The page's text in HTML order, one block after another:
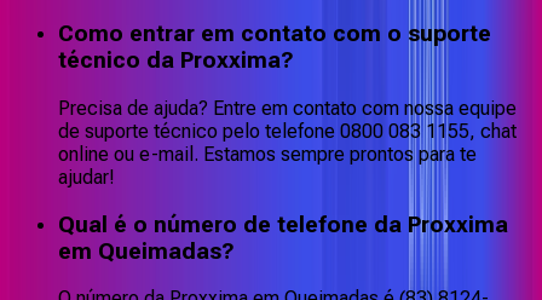
Como entrar em contato com o suporte
técnico da Proxxima?
Precisa de ajuda? Entre em contato com nossa equipe
de suporte técnico pelo telefone 0800 083 1155, chat
online ou e-mail. Estamos sempre prontos para te
ajudar!
Qual é o número de telefone da Proxxima
em Queimadas?